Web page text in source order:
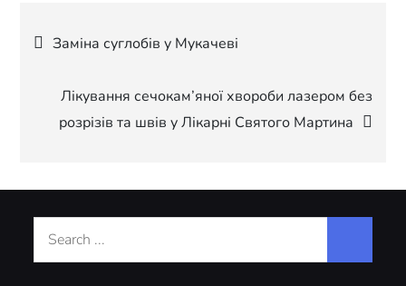
Навігація
записів
Заміна суглобів у Мукачеві
Лікування сечокам’яної хвороби лазером без
розрізів та швів у Лікарні Святого Мартина
Search